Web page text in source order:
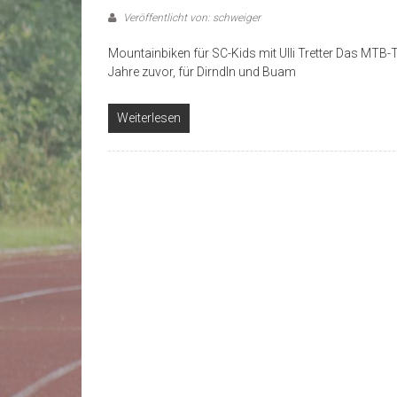
Veröffentlicht von: schweiger
Mountainbiken für SC-Kids mit Ulli Tretter Das
Jahre zuvor, für Dirndln und Buam
Weiterlesen